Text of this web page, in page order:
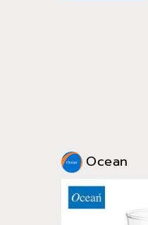
Ocean